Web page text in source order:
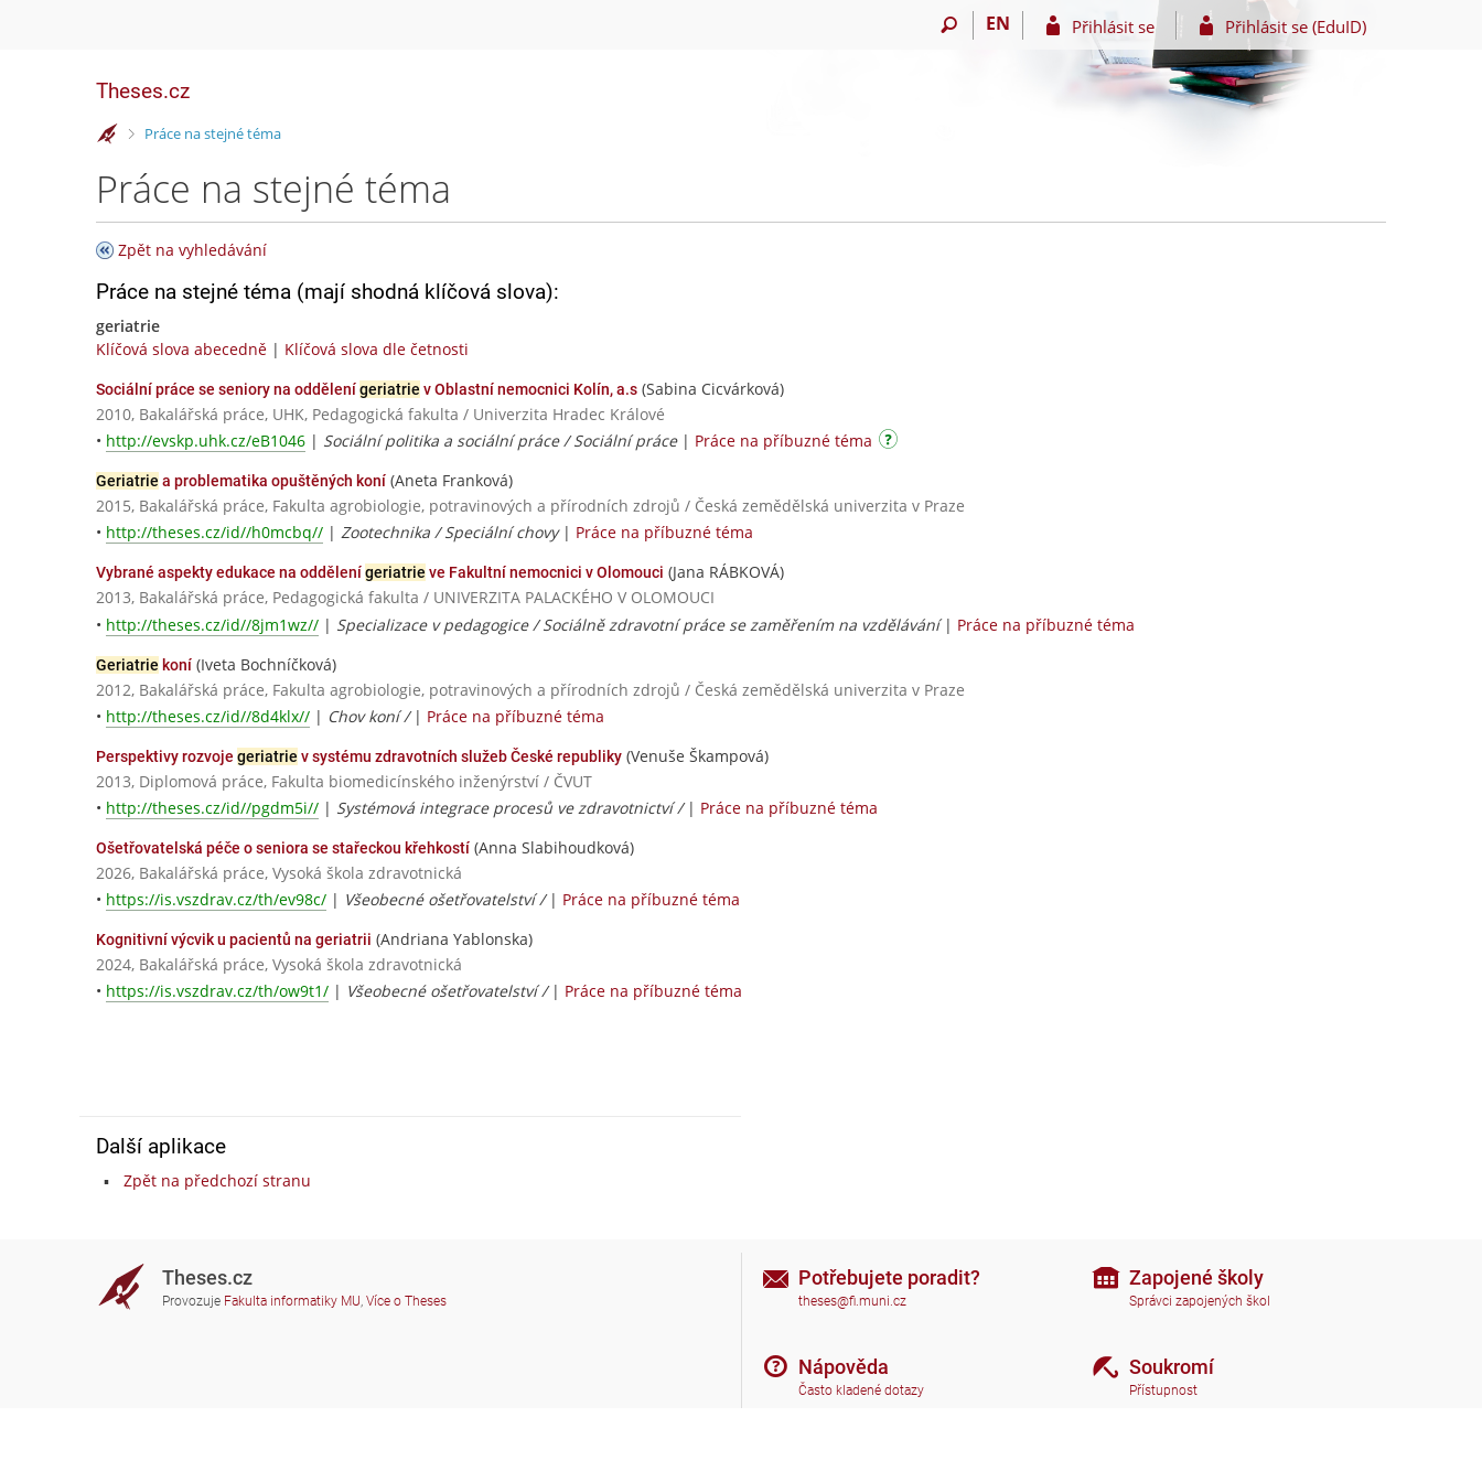
EN Přihlásit se Přihlásit se (EduID)
Theses.cz
>Práce na stejné téma
Práce na stejné téma
Zpět na vyhledávání
Práce na stejné téma (mají shodná klíčová slova):
geriatrie
Klíčová slova abecedně | Klíčová slova dle četnosti
Sociální práce se seniory na oddělenígeriatrie v Oblastní nemocnici Kolín, a.s (Sabina Cicvárková)
2010, Bakalářská práce, UHK, Pedagogická fakulta / Univerzita Hradec Králové
• http://evskp.uhk.cz/eB1046 | Sociální politika a sociální práce / Sociální práce| Práce na příbuzné téma
Geriatrie a problematika opuštěných koní (Aneta Franková)
2015, Bakalářská práce, Fakulta agrobiologie, potravinových a přírodních zdrojů / Česká zemědělská univerzita v Praze
• http://theses.cz/id//h0mcbq// | Zootechnika / Speciální chovy| Práce na příbuzné téma
Vybrané aspekty edukace na oddělenígeriatrie ve Fakultní nemocnici v Olomouci (Jana RÁBKOVÁ)
2013, Bakalářská práce, Pedagogická fakulta / UNIVERZITA PALACKÉHO V OLOMOUCI
• http://theses.cz/id//8jm1wz// | Specializace v pedagogice / Sociálně zdravotní práce se zaměřením na vzdělávání| Práce na příbuzné téma
Geriatrie koní (Iveta Bochníčková)
2012, Bakalářská práce, Fakulta agrobiologie, potravinových a přírodních zdrojů / Česká zemědělská univerzita v Praze
• http://theses.cz/id//8d4klx// | Chov koní / | Práce na příbuzné téma
Perspektivy rozvoje geriatrie v systému zdravotních služeb České republiky (Venuše Škampová)
2013, Diplomová práce, Fakulta biomedicínského inženýrství / ČVUT
• http://theses.cz/id//pgdm5i// | Systémová integrace procesů ve zdravotnictví / | Práce na příbuzné téma
Ošetřovatelská péče o seniora se stařeckou křehkostí (Anna Slabihoudková)
2026, Bakalářská práce, Vysoká škola zdravotnická
• https://is.vszdrav.cz/th/ev98c/ | Všeobecné ošetřovatelství / | Práce na příbuzné téma
Kognitivní výcvik u pacientů na geriatrii (Andriana Yablonska)
2024, Bakalářská práce, Vysoká škola zdravotnická
• https://is.vszdrav.cz/th/ow9t1/ | Všeobecné ošetřovatelství / | Práce na příbuzné téma
Další aplikace
Zpět na předchozí stranu
Theses.cz
Provozuje Fakulta informatiky MU, Více o Theses
Potřebujete poradit?
theses@fi.muni.cz
Nápověda
Často kladené dotazy
Zapojené školy
Správci zapojených škol
Soukromí
Přístupnost